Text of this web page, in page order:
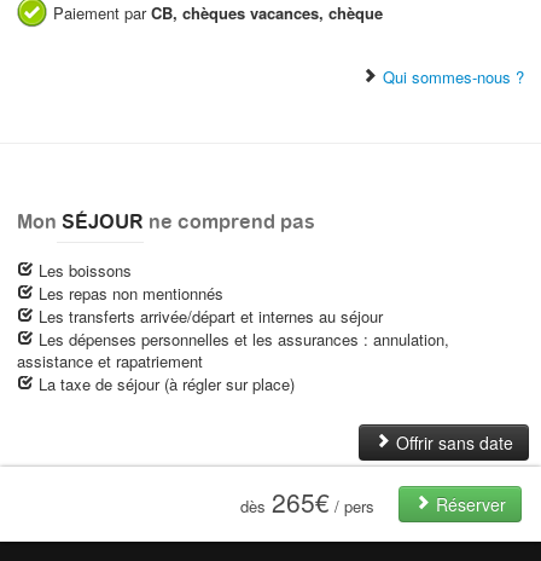
Paiement parCB, chèques vacances, chèque
Qui sommes-nous ?
Mon SÉJOUR ne comprend pas
Les boissons
Les repas non mentionnés
Les transferts arrivée/départ et internes au séjour
Les dépenses personnelles et les assurances : annulation,
assistance et rapatriement
La taxe de séjour (à régler sur place)
Offrir sans date
dès 265€ / pers Réserver